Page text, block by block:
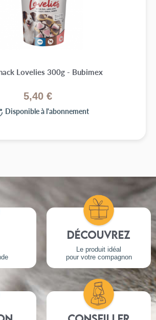
Lovelies 300g - Bubimex
5,40 €
Disponible à l'abonnement
Découvrez
Le produit idéal
pour votre compagnon